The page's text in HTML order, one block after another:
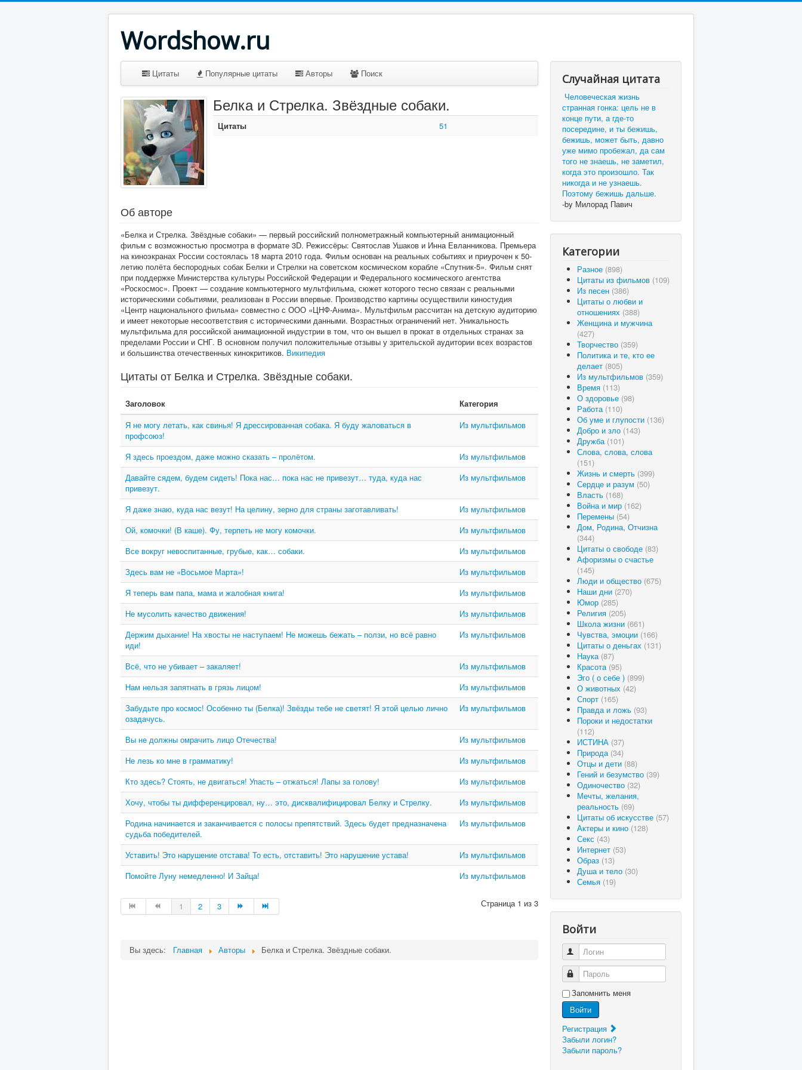
Wordshow.ru
Цитаты Популярные цитаты Авторы Поиск
Белка и Стрелка. Звёздные собаки.
Цитаты 51
Об авторе
«Белка и Стрелка. Звёздные собаки» — первый российский полнометражный компьютерный анимационный
фильм с возможностью просмотра в формате 3D. Режиссёры: Святослав Ушаков и Инна Евланникова. Премьера
на киноэкранах России состоялась 18 марта 2010 года. Фильм основан на реальных событиях и приурочен к 50-
летию полёта беспородных собак Белки и Стрелки на советском космическом корабле «Спутник-5». Фильм снят
при поддержке Министерства культуры Российской Федерации и Федерального космического агентства
«Роскосмос». Проект — создание компьютерного мультфильма, сюжет которого тесно связан с реальными
историческими событиями, реализован в России впервые. Производство картины осуществили киностудия
«Центр национального фильма» совместно с ООО «ЦНФ-Анима». Мультфильм рассчитан на детскую аудиторию
и имеет некоторые несоответствия с историческими данными. Возрастных ограничений нет. Уникальность
мультфильма для российской анимационной индустрии в том, что он вышел в прокат в отдельных странах за
пределами России и СНГ. В основном получил положительные отзывы у зрительской аудитории всех возрастов
и большинства отечественных кинокритиков. Википедия
Цитаты от Белка и Стрелка. Звёздные собаки.
Заголовок
Категория
Я не могу летать, как свинья! Я дрессированная собака. Я буду жаловаться в
профсоюз!
Из мультфильмов
Я здесь проездом, даже можно сказать – пролётом.
Из мультфильмов
Давайте сядем, будем сидеть! Пока нас… пока нас не привезут… туда, куда нас
привезут.
Из мультфильмов
Я даже знаю, куда нас везут! На целину, зерно для страны заготавливать!
Из мультфильмов
Ой, комочки! (В каше). Фу, терпеть не могу комочки.
Из мультфильмов
Все вокруг невоспитанные, грубые, как… собаки.
Из мультфильмов
Здесь вам не «Восьмое Марта»!
Из мультфильмов
Я теперь вам папа, мама и жалобная книга!
Из мультфильмов
Не мусолить качество движения!
Из мультфильмов
Держим дыхание! На хвосты не наступаем! Не можешь бежать – ползи, но всё равно
иди!
Из мультфильмов
Всё, что не убивает – закаляет!
Из мультфильмов
Нам нельзя запятнать в грязь лицом!
Из мультфильмов
Забудьте про космос! Особенно ты (Белка)! Звёзды тебе не светят! Я этой целью лично
озадачусь.
Из мультфильмов
Вы не должны омрачить лицо Отечества!
Из мультфильмов
Не лезь ко мне в грамматику!
Из мультфильмов
Кто здесь? Стоять, не двигаться! Упасть – отжаться! Лапы за голову!
Из мультфильмов
Хочу, чтобы ты дифференцировал, ну… это, дисквалифицировал Белку и Стрелку.
Из мультфильмов
Родина начинается и заканчивается с полосы препятствий. Здесь будет предназначена
судьба победителей.
Из мультфильмов
Уставить! Это нарушение отстава! То есть, отставить! Это нарушение устава!
Из мультфильмов
Помойте Луну немедленно! И Зайца!
Из мультфильмов
Страница 1 из 3
1 2 3
Вы здесь: Главная Авторы Белка и Стрелка. Звёздные собаки.
Случайная цитата
Человеческая жизнь
странная гонка: цель не в
конце пути, а где-то
посередине, и ты бежишь,
бежишь, может быть, давно
уже мимо пробежал, да сам
того не знаешь, не заметил,
когда это произошло. Так
никогда и не узнаешь.
Поэтому бежишь дальше.
-by Милорад Павич
Категории
Разное (898)
Цитаты из фильмов (109)
Из песен (386)
Цитаты о любви и
отношениях (388)
Женщина и мужчина
(427)
Творчество (359)
Политика и те, кто ее
делает (805)
Из мультфильмов (359)
Время (113)
О здоровье (98)
Работа (110)
Об уме и глупости (136)
Добро и зло (143)
Дружба (101)
Слова, слова, слова
(151)
Жизнь и смерть (399)
Сердце и разум (50)
Власть (168)
Война и мир (162)
Перемены (54)
Дом, Родина, Отчизна
(344)
Цитаты о свободе (83)
Афоризмы о счастье
(145)
Люди и общество (675)
Наши дни (270)
Юмор (285)
Религия (205)
Школа жизни (661)
Чувства, эмоции (166)
Цитаты о деньгах (131)
Наука (87)
Красота (95)
Эго ( о себе ) (899)
О животных (42)
Спорт (165)
Правда и ложь (93)
Пороки и недостатки
(112)
ИСТИНА (37)
Природа (34)
Отцы и дети (88)
Гений и безумство (39)
Одиночество (32)
Мечты, желания,
реальность (69)
Цитаты об искусстве (57)
Актеры и кино (128)
Секс (43)
Интернет (53)
Образ (13)
Душа и тело (30)
Семья (19)
Войти
Логин
Пароль
Запомнить меня
Войти
Регистрация
Забыли логин?
Забыли пароль?